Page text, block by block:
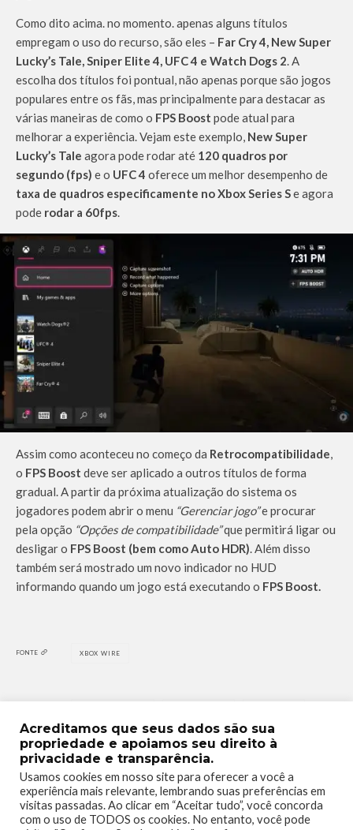
Como dito acima. no momento. apenas alguns títulos
empregam o uso do recurso, são eles – Far Cry 4, New Super
Lucky’s Tale, Sniper Elite 4, UFC 4 e Watch Dogs 2. A
escolha dos títulos foi pontual, não apenas porque são jogos
populares entre os fãs, mas principalmente para destacar as
várias maneiras de como o FPS Boost pode atual para
melhorar a experiência. Vejam este exemplo, New Super
Lucky’s Tale agora pode rodar até 120 quadros por
segundo (fps) e o UFC 4 oferece um melhor desempenho de
taxa de quadros especificamente no Xbox Series Se agora
pode rodar a 60fps.
Assim como aconteceu no começo da Retrocompatibilidade,
o FPS Boost deve ser aplicado a outros títulos de forma
gradual. A partir da próxima atualização do sistema os
jogadores podem abrir o menu “Gerenciar jogo”e procurar
pela opção “Opções de compatibilidade”que permitirá ligar ou
desligar o FPS Boost (bem como Auto HDR). Além disso
também será mostrado um novo indicador no HUD
informando quando um jogo está executando o FPS Boost.
FONTE XBOX WIRE
TAGS
RECURSOS
Acreditamos que seus dados são sua
propriedade e apoiamos seu direito à
privacidade e transparência.
Usamos cookies em nosso site para oferecer a você a
experiência mais relevante, lembrando suas preferências em
visitas passadas. Ao clicar em “Aceitar tudo”, você concorda
com o uso de TODOS os cookies. No entanto, você pode